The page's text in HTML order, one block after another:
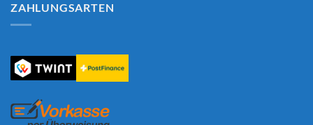
ZAHLUNGSARTEN